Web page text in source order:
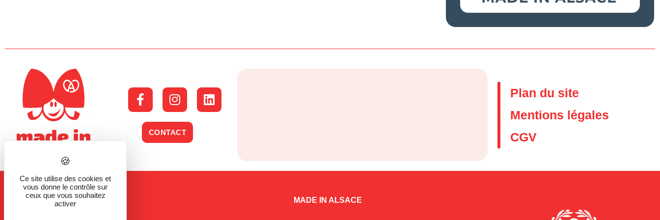
CONTACT
Plan du site
Mentions légales
CGV
MADE IN ALSACE
Ce site utilise des cookies et
vous donne le contrôle sur
ceux que vous souhaitez
activer